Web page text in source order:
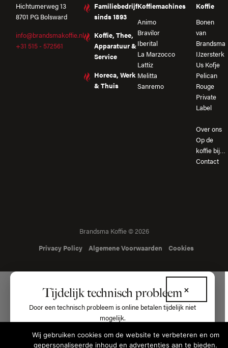
Hichtumerweg 13
8701 PG Bolsward
info@brandsmakoffie.nl
+31 515 - 572561
Familiebedrijf
sinds 1893
Koffie, Thee,
Apparatuur &
Service
Horeca, Werk
& Thuis
Koffiemachines
Animo
Bravilor
Iberital
La Marzocco
Lattiz
Melitta
Sanremo
Koffie
Bonen
van
Brandsma
IJzersterk
Us Kofje
Pelican
Rouge
Private
Label
Over ons
Op de
koffie bij…
Contact
Brandsma Koffie © 2026
Privacy Policy
Algemene Voorwaarden Cookies
×
Tijdelijk technisch probleem
Door een technisch probleem is online betalen tijdelijk niet
mogelijk.
Wilt u een bestelling plaatsen? Bel ons dan gerust:
Wij gebruiken cookies om de website te verbeteren en om
gepersonaliseerde inhoud en advertenties aan te bieden.